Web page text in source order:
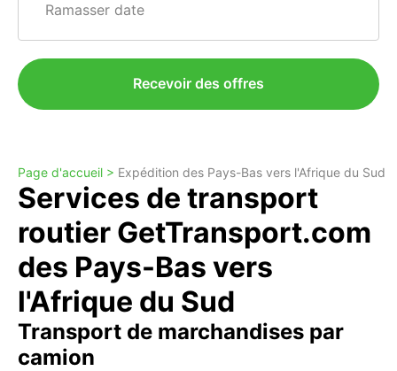
Ramasser date
Recevoir des offres
Page d'accueil > Expédition des Pays-Bas vers l'Afrique du Sud
Services de transport
routier GetTransport.com
des Pays-Bas vers
l'Afrique du Sud
Transport de marchandises par
camion